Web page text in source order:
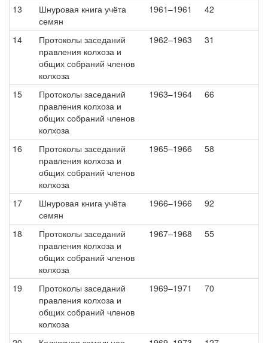
13
Шнуровая книга учёта
семян
1961–1961 42
14
Протоколы заседаний
правления колхоза и
общих собраний членов
колхоза
1962–1963 31
15
Протоколы заседаний
правления колхоза и
общих собраний членов
колхоза
1963–1964 66
16
Протоколы заседаний
правления колхоза и
общих собраний членов
колхоза
1965–1966 58
17
Шнуровая книга учёта
семян
1966–1966 92
18
Протоколы заседаний
правления колхоза и
общих собраний членов
колхоза
1967–1968 55
19
Протоколы заседаний
правления колхоза и
общих собраний членов
колхоза
1969–1971 70